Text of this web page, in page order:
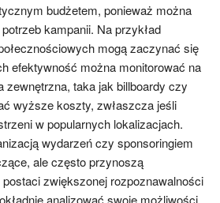
budżetem, ponieważ można
kampanii. Na przykład
mogą zaczynać się
efektywność można monitorować na
zewnętrzna, taka jak billboardy czy
wyższe koszty, zwłaszcza jeśli
w popularnych lokalizacjach.
wydarzeń czy sponsoringiem
ale często przynoszą
zwiększonej rozpoznawalności
analizować swoje możliwości